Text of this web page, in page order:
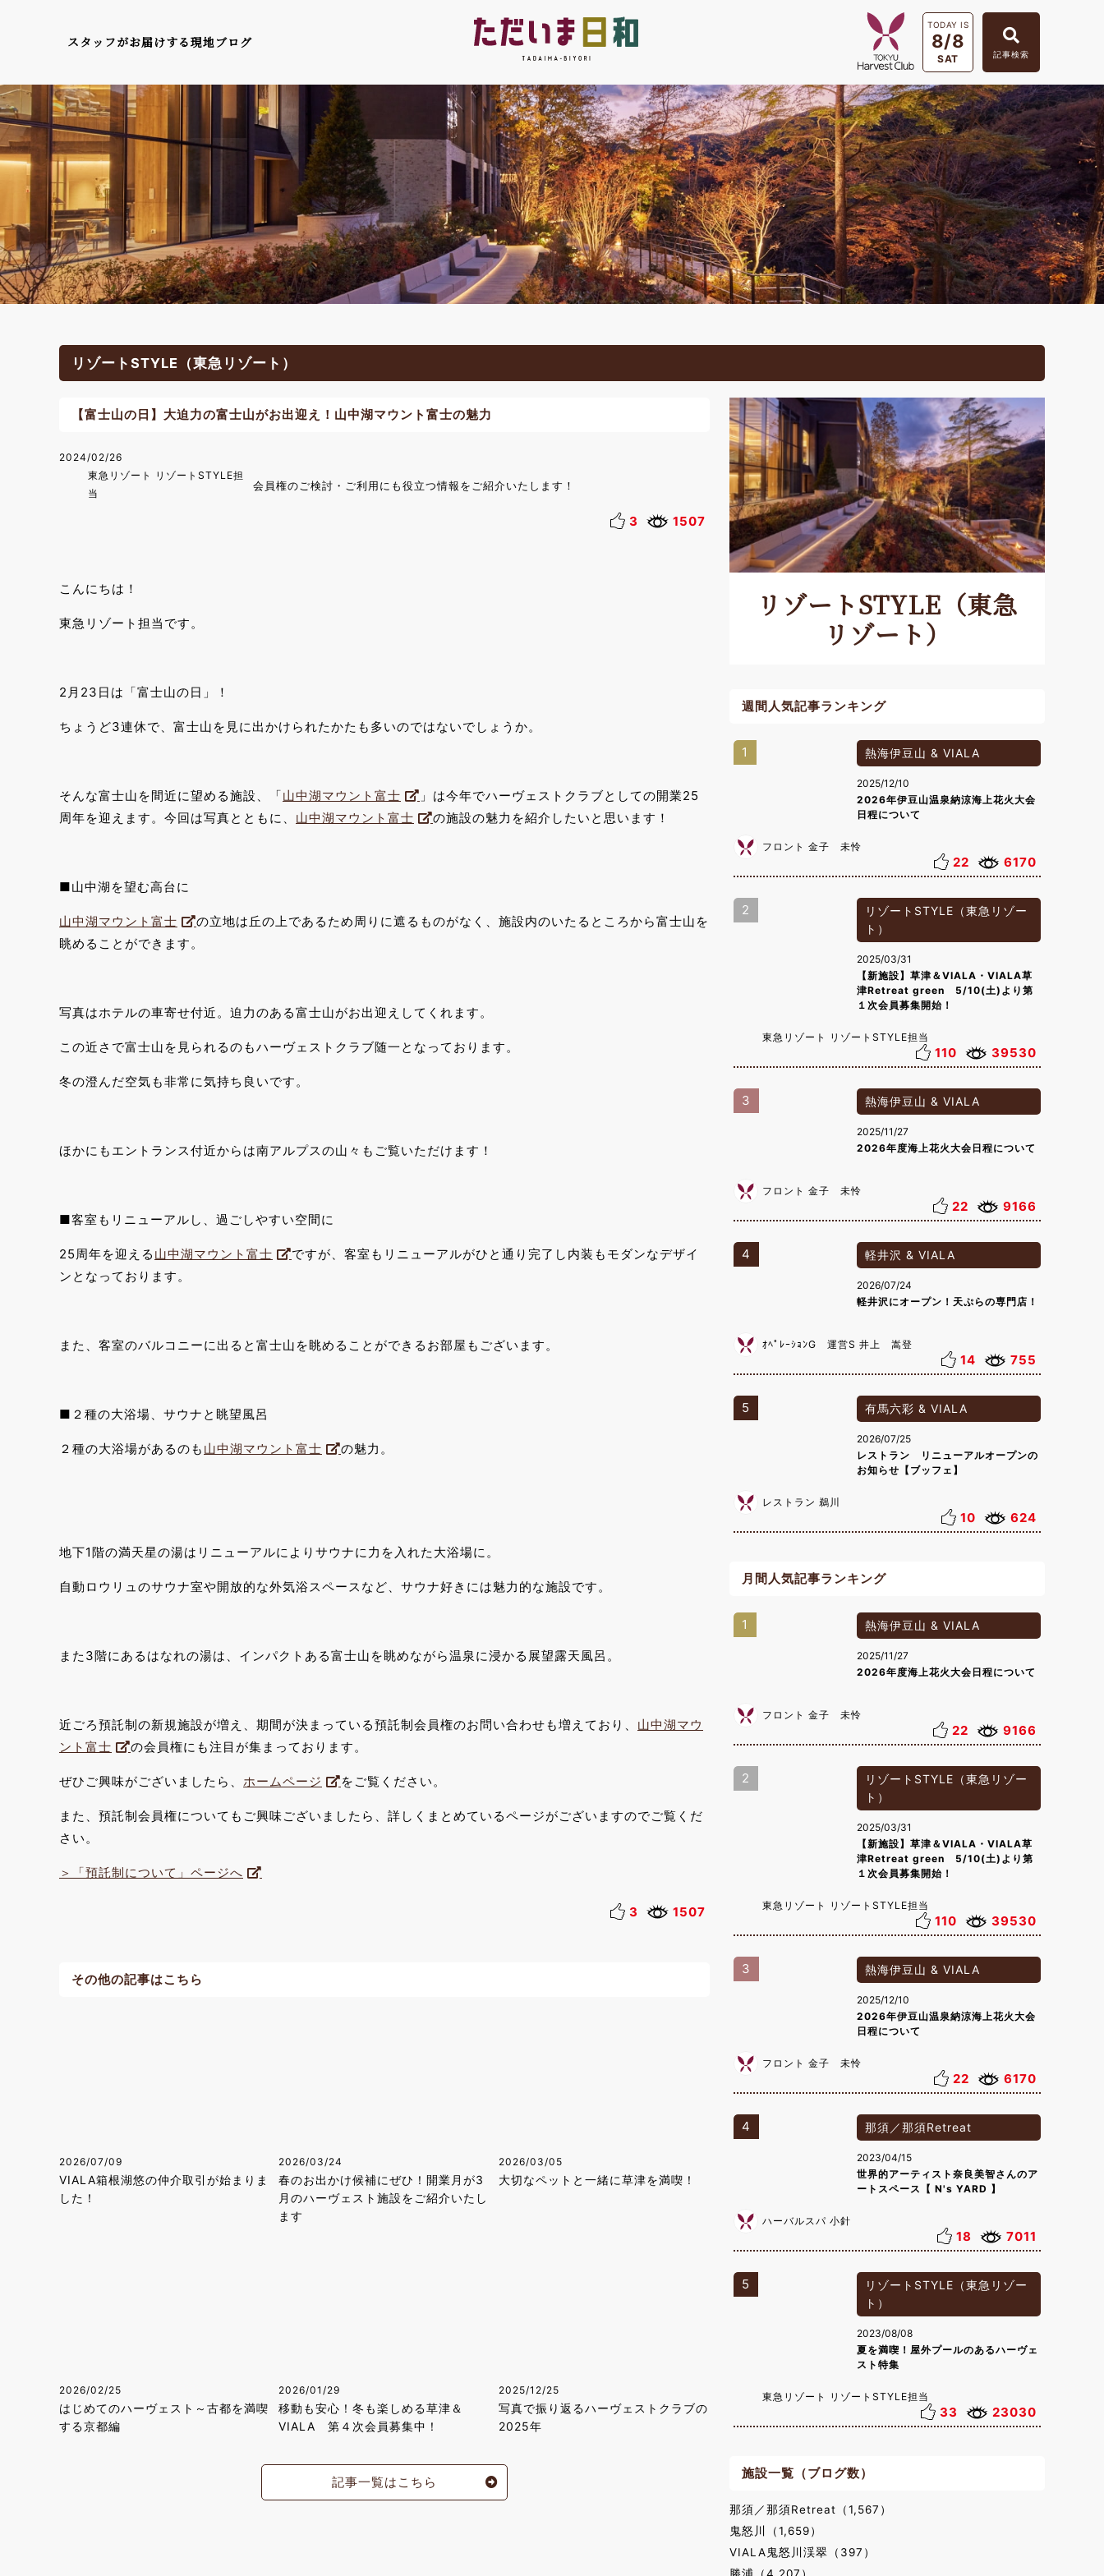
スタッフがお届けする現地ブログ
TODAY IS
8/8
SAT 記事検索
リゾートSTYLE（東急リゾート）
【富士山の日】大迫力の富士山がお出迎え！山中湖マウント富士の魅力
2024/02/26
東急リゾート リゾートSTYLE担
当
会員権のご検討・ご利用にも役立つ情報をご紹介いたします！
3 1507
こんにちは！
東急リゾート担当です。
2月23日は「富士山の日」！
ちょうど3連休で、富士山を見に出かけられたかたも多いのではないでしょうか。
そんな富士山を間近に望める施設、「山中湖マウント富士
」は今年でハーヴェストクラブとしての開業25
周年を迎えます。今回は写真とともに、 山中湖マウント富士 の施設の魅力を紹介したいと思います！
■山中湖を望む高台に
山中湖マウント富士
の立地は丘の上であるため周りに遮るものがなく、施設内のいたるところから富士山を
眺めることができます。
写真はホテルの車寄せ付近。迫力のある富士山がお出迎えしてくれます。
この近さで富士山を見られるのもハーヴェストクラブ随一となっております。
冬の澄んだ空気も非常に気持ち良いです。
ほかにもエントランス付近からは南アルプスの山々もご覧いただけます！
■客室もリニューアルし、過ごしやすい空間に
25周年を迎える 山中湖マウント富士
ですが、客室もリニューアルがひと通り完了し内装もモダンなデザイ
ンとなっております。
また、客室のバルコニーに出ると富士山を眺めることができるお部屋もございます。
■２種の大浴場、サウナと眺望風呂
２種の大浴場があるのも 山中湖マウント富士 の魅力。
地下1階の満天星の湯はリニューアルによりサウナに力を入れた大浴場に。
自動ロウリュのサウナ室や開放的な外気浴スペースなど、サウナ好きには魅力的な施設です。
また3階にあるはなれの湯は、インパクトある富士山を眺めながら温泉に浸かる展望露天風呂。
近ごろ預託制の新規施設が増え、期間が決まっている預託制会員権のお問い合わせも増えており、 山中湖マウ
ント富士
の会員権にも注目が集まっております。
ぜひご興味がございましたら、 ホームページ をご覧ください。
また、預託制会員権についてもご興味ございましたら、詳しくまとめているページがございますのでご覧くだ
さい。
＞「預託制について」ページへ
3 1507
その他の記事はこちら
2026/07/09
VIALA箱根湖悠の仲介取引が始まりま
した！
2026/03/24
春のお出かけ候補にぜひ！開業月が3
月のハーヴェスト施設をご紹介いたし
ます
2026/03/05
大切なペットと一緒に草津を満喫！
2026/02/25
はじめてのハーヴェスト～古都を満喫
する京都編
2026/01/29
移動も安心！冬も楽しめる草津＆
VIALA 第４次会員募集中！
2025/12/25
写真で振り返るハーヴェストクラブの
2025年
記事一覧はこちら
リゾートSTYLE（東急
リゾート）
週間人気記事ランキング
1 熱海伊豆山 & VIALA
2025/12/10
2026年伊豆山温泉納涼海上花火大会
日程について
フロント 金子 未怜
22 6170
2
リゾートSTYLE（東急リゾー
ト）
2025/03/31
【新施設】草津＆VIALA・VIALA草
津Retreat green 5/10(土)より第
１次会員募集開始！
東急リゾート リゾートSTYLE担当
110 39530
3 熱海伊豆山 & VIALA
2025/11/27
2026年度海上花火大会日程について
フロント 金子 未怜
22 9166
4 軽井沢 & VIALA
2026/07/24
軽井沢にオープン！天ぷらの専門店！
ｵﾍﾟﾚｰｼｮﾝG 運営S 井上 嵩登
14 755
5 有馬六彩 & VIALA
2026/07/25
レストラン リニューアルオープンの
お知らせ【ブッフェ】
レストラン 鵜川
10 624
月間人気記事ランキング
1 熱海伊豆山 & VIALA
2025/11/27
2026年度海上花火大会日程について
フロント 金子 未怜
22 9166
2
リゾートSTYLE（東急リゾー
ト）
2025/03/31
【新施設】草津＆VIALA・VIALA草
津Retreat green 5/10(土)より第
１次会員募集開始！
東急リゾート リゾートSTYLE担当
110 39530
3 熱海伊豆山 & VIALA
2025/12/10
2026年伊豆山温泉納涼海上花火大会
日程について
フロント 金子 未怜
22 6170
4 那須／那須Retreat
2023/04/15
世界的アーティスト奈良美智さんのア
ートスペース【 N's YARD 】
ハーバルスパ 小針
18 7011
5
リゾートSTYLE（東急リゾー
ト）
2023/08/08
夏を満喫！屋外プールのあるハーヴェ
スト特集
東急リゾート リゾートSTYLE担当
33 23030
施設一覧（ブログ数）
那須／那須Retreat（1,567）
鬼怒川（1,659）
VIALA鬼怒川渓翠（397）